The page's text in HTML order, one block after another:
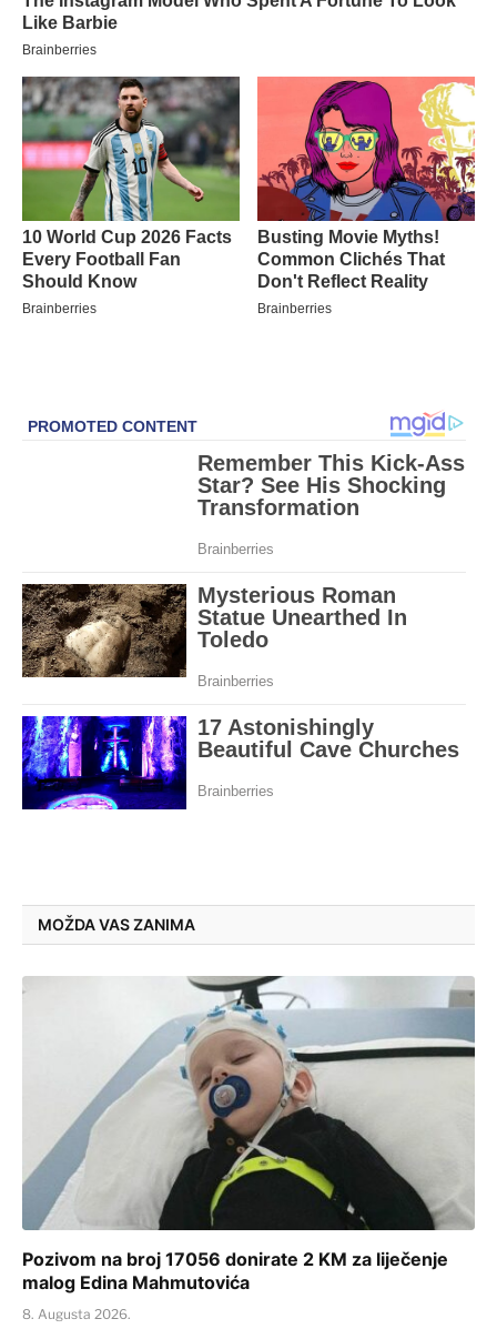
MOŽDA VAS ZANIMA
Pozivom na broj 17056 donirate 2 KM za liječenje
malog Edina Mahmutovića
8. Augusta 2026.